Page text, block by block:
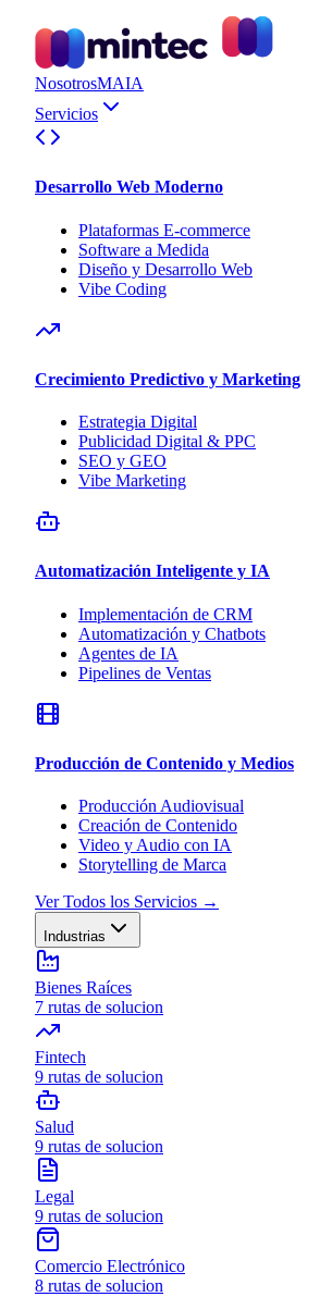
NosotrosMAIA
Servicios
Desarrollo Web Moderno
Plataformas E-commerce
Software a Medida
Diseño y Desarrollo Web
Vibe Coding
Crecimiento Predictivo y Marketing
Estrategia Digital
Publicidad Digital & PPC
SEO y GEO
Vibe Marketing
Automatización Inteligente y IA
Implementación de CRM
Automatización y Chatbots
Agentes de IA
Pipelines de Ventas
Producción de Contenido y Medios
Producción Audiovisual
Creación de Contenido
Video y Audio con IA
Storytelling de Marca
Ver Todos los Servicios →
Industrias
Bienes Raíces
7 rutas de solucion
Fintech
9 rutas de solucion
Salud
9 rutas de solucion
Legal
9 rutas de solucion
Comercio Electrónico
8 rutas de solucion